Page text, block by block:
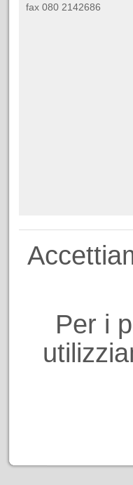
fax 080 2142686
Per i